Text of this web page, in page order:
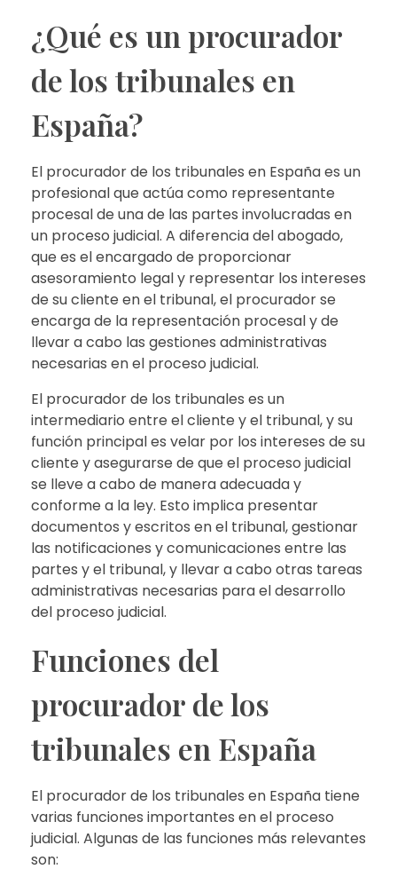
¿Qué es un procurador
de los tribunales en
España?
El procurador de los tribunales en España es un
profesional que actúa como representante
procesal de una de las partes involucradas en
un proceso judicial. A diferencia del abogado,
que es el encargado de proporcionar
asesoramiento legal y representar los intereses
de su cliente en el tribunal, el procurador se
encarga de la representación procesal y de
llevar a cabo las gestiones administrativas
necesarias en el proceso judicial.
El procurador de los tribunales es un
intermediario entre el cliente y el tribunal, y su
función principal es velar por los intereses de su
cliente y asegurarse de que el proceso judicial
se lleve a cabo de manera adecuada y
conforme a la ley. Esto implica presentar
documentos y escritos en el tribunal, gestionar
las notificaciones y comunicaciones entre las
partes y el tribunal, y llevar a cabo otras tareas
administrativas necesarias para el desarrollo
del proceso judicial.
Funciones del
procurador de los
tribunales en España
El procurador de los tribunales en España tiene
varias funciones importantes en el proceso
judicial. Algunas de las funciones más relevantes
son: